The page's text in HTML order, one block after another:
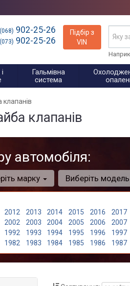
(068) 902-25-26
(073) 902-25-26
Підбір з
VIN
Гальмівна
система
клапанів
автомобіля:
2012 2013 2014 2015 2016 2017
2002 2003 2004 2005 2006 2007
1992 1993 1994 1995 1996 1997
1982 1983 1984 1985 1986 1987
марку Виберіть модель